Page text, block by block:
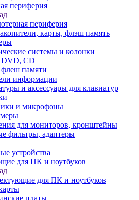
периферия
периферия
карты, флэш память
системы и колонки
CD
памяти
информации
и аксессуары для клавиатур
и микрофоны
для мониторов, кронштейны
фильтры, адаптеры
устройства
для ПК и ноутбуков
для ПК и ноутбуков
платы